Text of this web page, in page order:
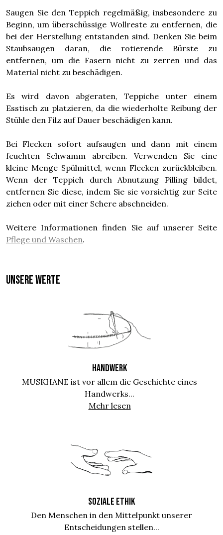
Saugen Sie den Teppich regelmäßig, insbesondere zu
Beginn, um überschüssige Wollreste zu entfernen, die
bei der Herstellung entstanden sind. Denken Sie beim
Staubsaugen daran, die rotierende Bürste zu
entfernen, um die Fasern nicht zu zerren und das
Material nicht zu beschädigen.
Es wird davon abgeraten, Teppiche unter einem
Esstisch zu platzieren, da die wiederholte Reibung der
Stühle den Filz auf Dauer beschädigen kann.
Bei Flecken sofort aufsaugen und dann mit einem
feuchten Schwamm abreiben. Verwenden Sie eine
kleine Menge Spülmittel, wenn Flecken zurückbleiben.
Wenn der Teppich durch Abnutzung Pilling bildet,
entfernen Sie diese, indem Sie sie vorsichtig zur Seite
ziehen oder mit einer Schere abschneiden.
Weitere Informationen finden Sie auf unserer Seite
Pflege und Waschen.
UNSERE WERTE
HANDWERK
MUSKHANE ist vor allem die Geschichte eines
Handwerks...
Mehr lesen
SOZIALE ETHIK
Den Menschen in den Mittelpunkt unserer
Entscheidungen stellen...